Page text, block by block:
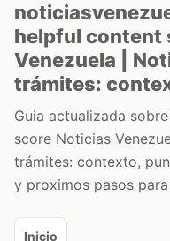
helpful content
Venezuela |
trámites:
Guia actualizada
score Noticias
trámites: contexto,
y proximos pasos
Inicio